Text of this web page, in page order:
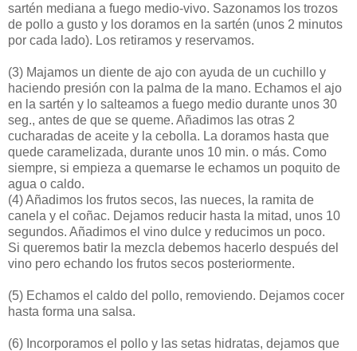
sartén mediana a fuego medio-vivo. Sazonamos los trozos
de pollo a gusto y los doramos en la sartén (unos 2 minutos
por cada lado). Los retiramos y reservamos.
(3) Majamos un diente de ajo con ayuda de un cuchillo y
haciendo presión con la palma de la mano. Echamos el ajo
en la sartén y lo salteamos a fuego medio durante unos 30
seg., antes de que se queme. Añadimos las otras 2
cucharadas de aceite y la cebolla. La doramos hasta que
quede caramelizada, durante unos 10 min. o más. Como
siempre, si empieza a quemarse le echamos un poquito de
agua o caldo.
(4)Añadimos los frutos secos, las nueces, la ramita de
canela y el coñac. Dejamos reducir hasta la mitad, unos 10
segundos. Añadimos el vino dulce y reducimos un poco.
Si queremos batir la mezcla debemos hacerlo después del
vino pero echando los frutos secos posteriormente.
(5) Echamos el caldo del pollo, removiendo. Dejamos cocer
hasta forma una salsa.
(6) Incorporamos el pollo y las setas hidratas, dejamos que